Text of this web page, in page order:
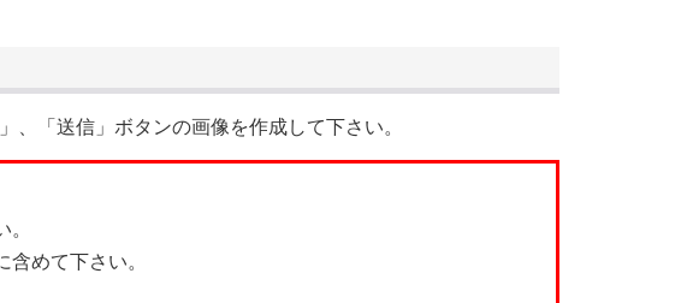
「送信」ボタンの画像を作成して下さい。
めて下さい。